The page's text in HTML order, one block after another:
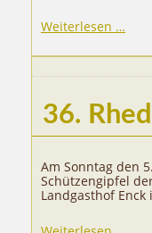
Weiterlesen …
36.
Am Sonntag den
Schützengipfel
Landgasthof